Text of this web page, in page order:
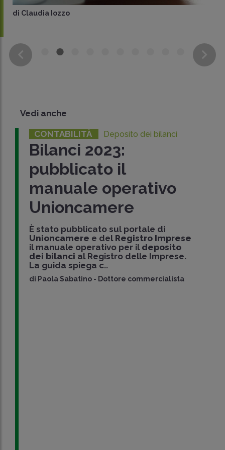
di Claudia Iozzo
Vedi anche
CONTABILITÀ Deposito dei bilanci
Bilanci 2023:
pubblicato il
manuale operativo
Unioncamere
È stato pubblicato sul portale di
Unioncamere e del Registro Imprese
il manuale operativo per il deposito
dei bilanci al Registro delle Imprese.
La guida spiega c..
di Paola Sabatino - Dottore commercialista